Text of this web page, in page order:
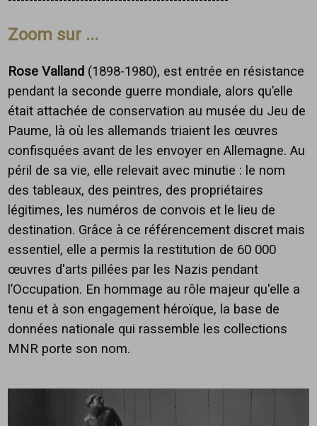
Zoom sur ...
Rose Valland (1898-1980), est entrée en résistance
pendant la seconde guerre mondiale, alors qu’elle
était attachée de conservation au musée du Jeu de
Paume, là où les allemands triaient les œuvres
confisquées avant de les envoyer en Allemagne. Au
péril de sa vie, elle relevait avec minutie : le nom
des tableaux, des peintres, des propriétaires
légitimes, les numéros de convois et le lieu de
destination. Grâce à ce référencement discret mais
essentiel, elle a permis la restitution de 60 000
œuvres d'arts pillées par les Nazis pendant
l’Occupation. En hommage au rôle majeur qu'elle a
tenu et à son engagement héroïque, la base de
données nationale qui rassemble les collections
MNR porte son nom.